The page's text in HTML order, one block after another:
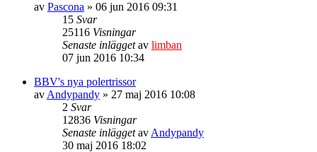
av Pascona » 06 jun 2016 09:31
15 Svar
25116 Visningar
Senaste inläggetav limban
07 jun 2016 10:34
BBV's nya polertrissor
av Andypandy » 27 maj 2016 10:08
2 Svar
12836 Visningar
Senaste inläggetav Andypandy
30 maj 2016 18:02